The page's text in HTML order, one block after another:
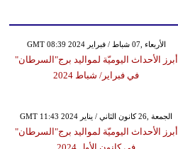
GMT 08:39 2024 الأربعاء ,07 شباط / فبراير
أبرز الأحداث اليوميّة لمواليد برج"السرطان"
في فبراير/ شباط 2024
GMT 11:43 2024 الجمعة ,26 كانون الثاني / يناير
أبرز الأحداث اليوميّة لمواليد برج"السرطان"